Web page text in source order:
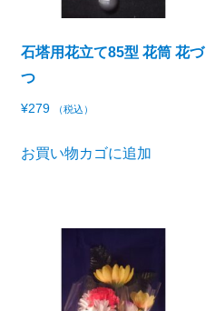
石塔用花立て85型 花筒 花づ
つ
¥279 （税込）
お買い物カゴに追加